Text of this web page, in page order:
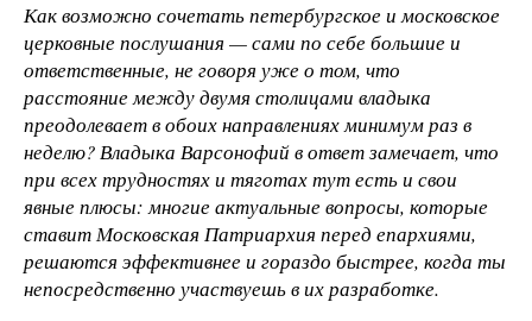
Как возможно сочетать петербургское и московское
церковные послушания — сами по себе большие и
ответственные, не говоря уже о том, что
расстояние между двумя столицами владыка
преодолевает в обоих направлениях минимум раз в
неделю? Владыка Варсонофий в ответ замечает, что
при всех трудностях и тяготах тут есть и свои
явные плюсы: многие актуальные вопросы, которые
ставит Московская Патриархия перед епархиями,
решаются эффективнее и гораздо быстрее, когда ты
непосредственно участвуешь в их разработке.